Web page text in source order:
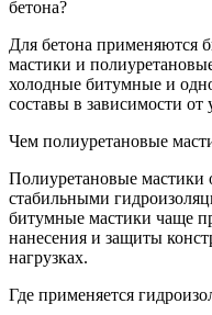
бетона?
Для бетона применяются
мастики и
холодные битумные и
составы в зависимости
Чем полиуретановые
Полиуретановые мастики
стабильными
битумные мастики чаще
нанесения и защиты
нагрузках.
Где применяется